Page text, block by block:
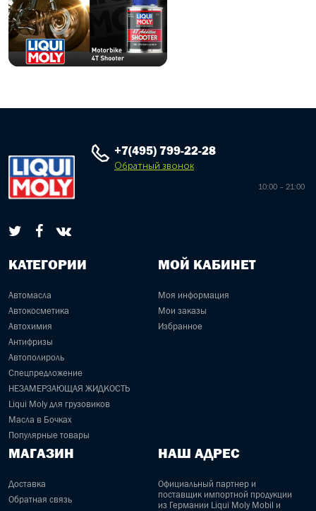
+7(495) 799-22-28
Обратный звонок
10:00 – 21:00
КАТЕГОРИИ
Автомасла
Автокосметика
Автохимия
Антифризы
Автополироль
Спецпредложение
НЕЗАМЕРЗАЮЩАЯ ЖИДКОСТЬ
Liqui Moly для грузовиков
Масла в Бочках
Популярные товары
МОЙ КАБИНЕТ
Моя информация
Мои заказы
Избранное
МАГАЗИН
Доставка
Обратная связь
НАШ АДРЕС
Официальный партнер и
поставщик импортной продукции
из Германии Liqui Moly Mobil и